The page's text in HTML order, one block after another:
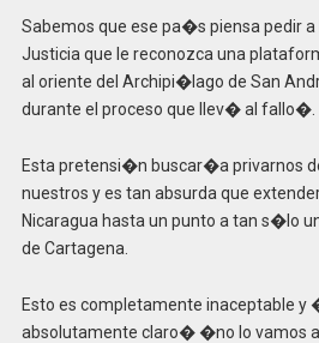
Sabemos que ese pa�s piensa pedir a
Justicia que le reconozca una
al oriente del Archipi�lago de San
durante el proceso que llev� al fallo�.
Esta pretensi�n buscar�a privarnos
nuestros y es tan absurda que
Nicaragua hasta un punto a tan s�lo
de Cartagena.
Esto es completamente inaceptable y
absolutamente claro� �no lo vamos